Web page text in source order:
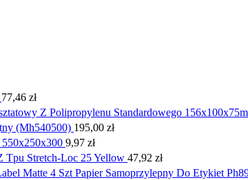
77,46 zł
Z Polipropylenu Standardowego
(Mh540500) 195,00 zł
9,97 zł
Tpu Stretch-Loc 25 Yellow 47,92 zł
Matte 4 Szt Papier Samoprzylepny Do Etykiet